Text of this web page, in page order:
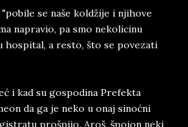
se naše koldžije i njihove
napravio, pa smo nekolicinu
hospital, a resto, što se povezati
i kad su gospodina Prefekta
da ga je neko u onaj sinoćni
prošpijo. Aroš, špojon neki